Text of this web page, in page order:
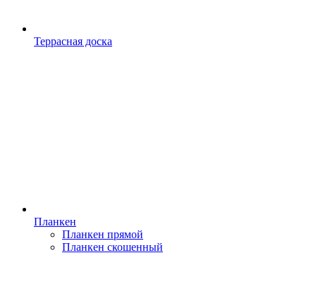
Террасная доска
Планкен
Планкен прямой
Планкен скошенный